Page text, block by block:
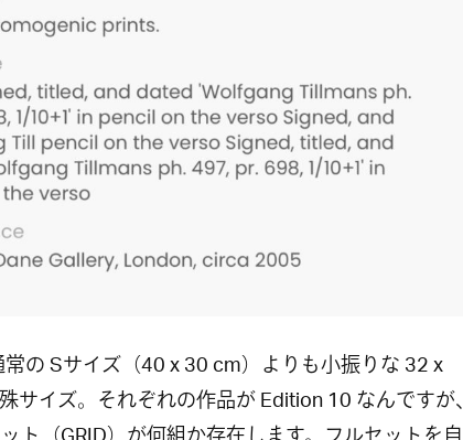
の Sサイズ（40 x 30 cm）よりも小振りな 32 x
サイズ。それぞれの作品が Edition 10 なんですが、